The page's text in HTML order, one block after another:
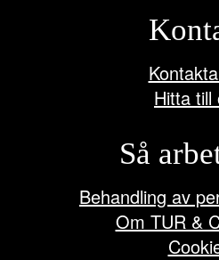
Hitta till
Så
Behandling av
Om TUR &